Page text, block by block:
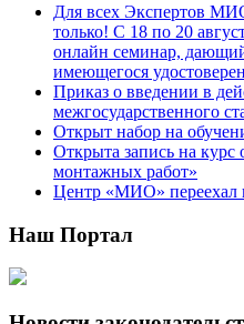
Для всех Экспертов
только! С 18 по 20
онлайн семинар,
имеющегося
Приказ о введении в
межгосударственного
Открыт набор на
Открыта запись на курс
монтажных работ»
Центр «МИО» переехал
Наш Портал